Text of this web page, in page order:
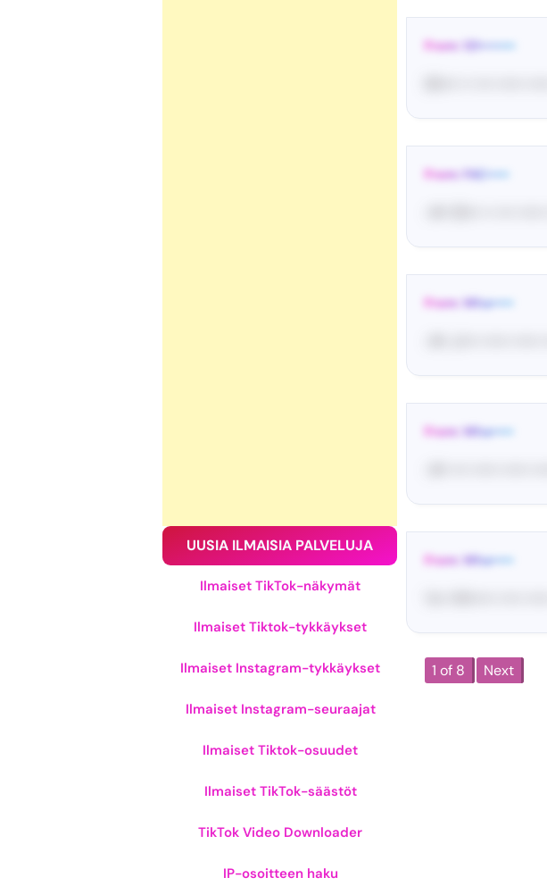
UUSIA ILMAISIA PALVELUJA
Ilmaiset TikTok-näkymät
Ilmaiset Tiktok-tykkäykset
Ilmaiset Instagram-tykkäykset
Ilmaiset Instagram-seuraajat
Ilmaiset Tiktok-osuudet
Ilmaiset TikTok-säästöt
TikTok Video Downloader
IP-osoitteen haku
From: 121••••••••
From: FAC•••••
From: Wha•••••
From: Wha•••••
From: Wha•••••
1 of 8 Next